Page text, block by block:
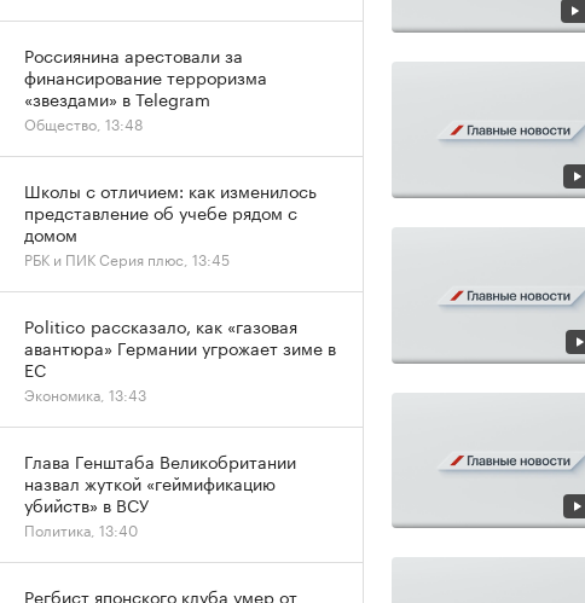
Россиянина арестовали за
финансирование терроризма
«звездами» в Telegram
Общество, 13:48
Школы с отличием: как изменилось
представление об учебе рядом с
домом
РБК и ПИК Серия плюс, 13:45
Politico рассказало, как «газовая
авантюра» Германии угрожает зиме в
ЕС
Экономика, 13:43
Глава Генштаба Великобритании
назвал жуткой «геймификацию
убийств» в ВСУ
Политика, 13:40
Регбист японского клуба умер от